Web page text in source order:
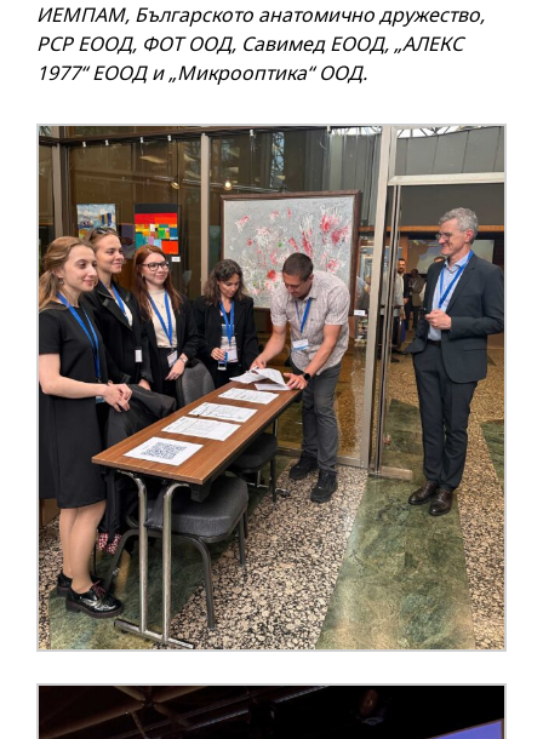
ИЕМПАМ, Българското анатомично дружество,
РСР ЕООД, ФОТ ООД, Савимед ЕООД, „АЛЕКС
1977“ ЕООД и „Микрооптика“ ООД.